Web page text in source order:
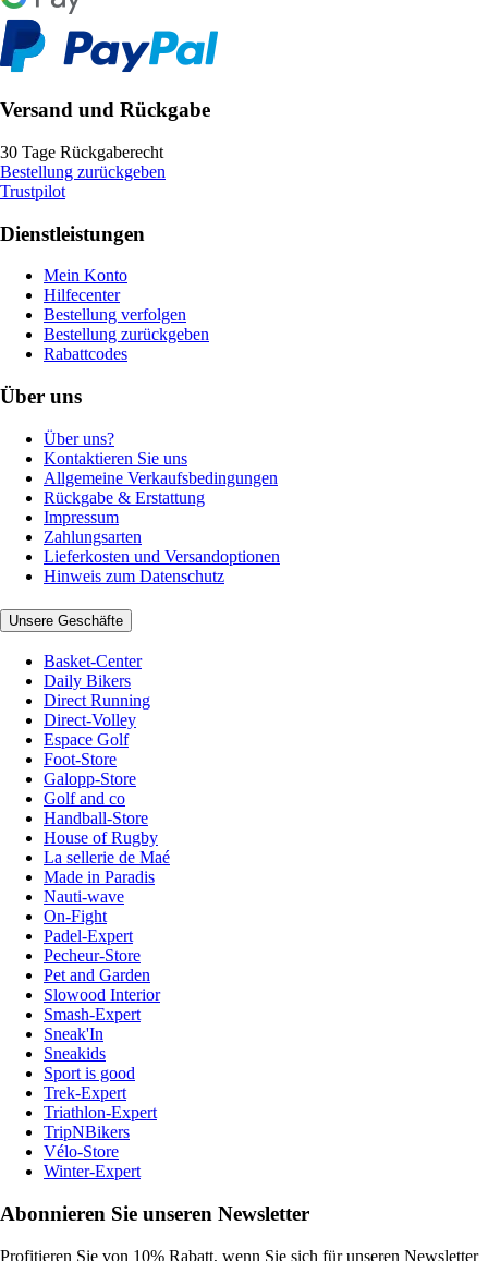
Versand und Rückgabe
30 Tage Rückgaberecht
Bestellung zurückgeben
Trustpilot
Dienstleistungen
Mein Konto
Hilfecenter
Bestellung verfolgen
Bestellung zurückgeben
Rabattcodes
Über uns
Über uns?
Kontaktieren Sie uns
Allgemeine Verkaufsbedingungen
Rückgabe & Erstattung
Impressum
Zahlungsarten
Lieferkosten und Versandoptionen
Hinweis zum Datenschutz
Unsere Geschäfte
Basket-Center
Daily Bikers
Direct Running
Direct-Volley
Espace Golf
Foot-Store
Galopp-Store
Golf and co
Handball-Store
House of Rugby
La sellerie de Maé
Made in Paradis
Nauti-wave
On-Fight
Padel-Expert
Pecheur-Store
Pet and Garden
Slowood Interior
Smash-Expert
Sneak'In
Sneakids
Sport is good
Trek-Expert
Triathlon-Expert
TripNBikers
Vélo-Store
Winter-Expert
Abonnieren Sie unseren Newsletter
Profitieren Sie von 10% Rabatt, wenn Sie sich für unseren Newsletter